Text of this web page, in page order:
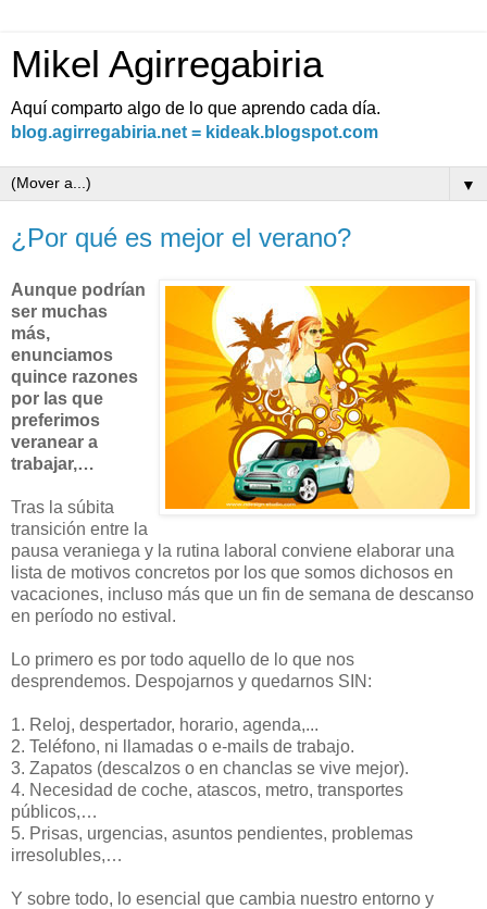
Mikel Agirregabiria
Aquí comparto algo de lo que aprendo cada día.
blog.agirregabiria.net = kideak.blogspot.com
▼
¿Por qué es mejor el verano?
Aunque podrían
ser muchas
más,
enunciamos
quince razones
por las que
preferimos
veranear a
trabajar,…
Tras la súbita
transición entre la
pausa veraniega y la rutina laboral conviene elaborar una
lista de motivos concretos por los que somos dichosos en
vacaciones, incluso más que un fin de semana de descanso
en período no estival.
Lo primero es por todo aquello de lo que nos
desprendemos. Despojarnos y quedarnos SIN:
1. Reloj, despertador, horario, agenda,...
2. Teléfono, ni llamadas o e-mails de trabajo.
3. Zapatos (descalzos o en chanclas se vive mejor).
4. Necesidad de coche, atascos, metro, transportes
públicos,…
5. Prisas, urgencias, asuntos pendientes, problemas
irresolubles,…
Y sobre todo, lo esencial que cambia nuestro entorno y